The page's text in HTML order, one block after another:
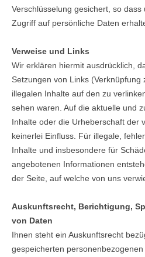
Verschlüsselung gesichert, so
Zugriff auf persönliche Daten
Verweise und Links
Wir erklären hiermit ausdrücklich,
Setzungen von Links
illegalen Inhalte auf den zu
sehen waren. Auf die aktuelle und
Inhalte oder die Urheberschaft der
keinerlei Einfluss. Für illegale,
Inhalte und insbesondere für
angebotenen Informationen
der Seite, auf welche von uns
Auskunftsrecht, Berichtigung,
von Daten
Ihnen steht ein Auskunftsrecht
gespeicherten